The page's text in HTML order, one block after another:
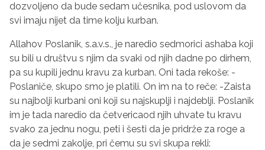
dozvoljeno da bude sedam učesnika, pod uslovom da
svi imaju nijet da time kolju kurban.
Allahov Poslanik, s.a.v.s., je naredio sedmorici ashaba koji
su bili u društvu s njim da svaki od njih dadne po dirhem,
pa su kupili jednu kravu za kurban. Oni tada rekoše: -
Poslaniče, skupo smo je platili. On im na to reče: -Zaista
su najbolji kurbani oni koji su najskuplji i najdeblji. Poslanik
im je tada naredio da četvericaod njih uhvate tu kravu
svako za jednu nogu, peti i šesti da je pridrž‍e za roge a
da je sedmi zakolje, pri čemu su svi skupa rekli: